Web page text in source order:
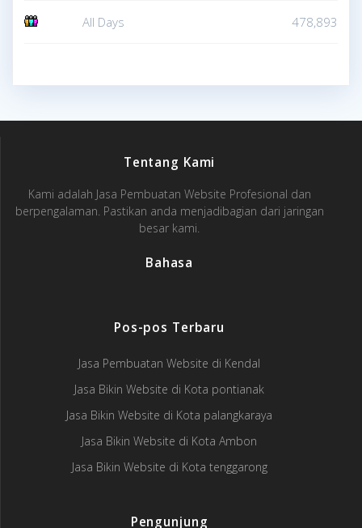
All Days 478,893
Tentang Kami
Kami adalah Jasa Pembuatan Website Profesional dan
berpengalaman. Pastikan anda menjadibagian dari jaringan
besar kami.
Bahasa
Pos-pos Terbaru
Jasa Pembuatan Website di Kendal
Jasa Bikin Website di Kota pontianak
Jasa Bikin Website di Kota palangkaraya
Jasa Bikin Website di Kota Ambon
Jasa Bikin Website di Kota tenggarong
Pengunjung